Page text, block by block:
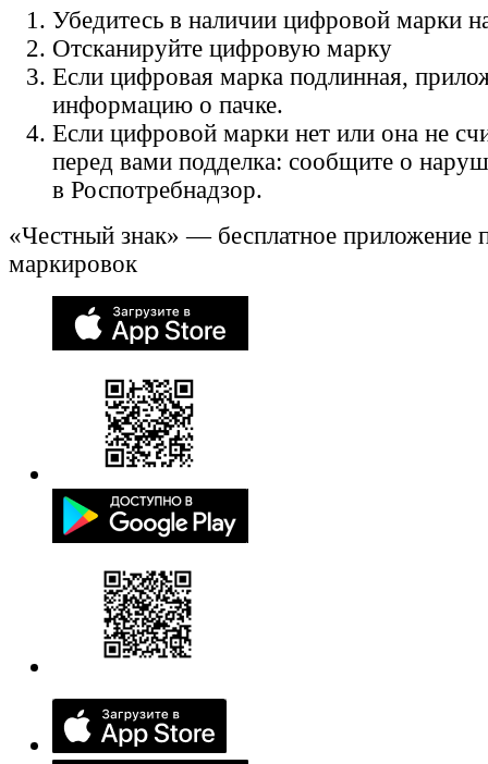
Убедитесь в наличии цифровой марки
Отсканируйте цифровую марку
Если цифровая марка подлинная,
информацию о пачке.
Если цифровой марки нет или она не
перед вами подделка: сообщите о
в Роспотребнадзор.
«Честный знак» — бесплатное приложение
маркировок